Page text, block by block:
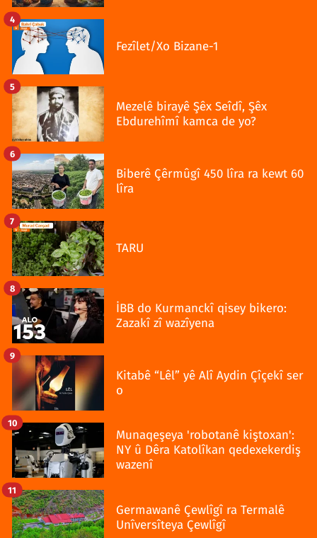
Fezîlet/Xo Bizane-1
4
Mezelê birayê Şêx Seîdî, Şêx
Ebdurehîmî kamca de yo?
5
Biberê Çêrmûgî 450 lîra ra kewt 60
lîra
6
TARU
7
İBB do Kurmanckî qisey bikero:
Zazakî zî wazîyena
8
Kitabê “Lêl” yê Alî Aydin Çîçekî ser
o
9
Munaqeşeya 'robotanê kiştoxan':
NY û Dêra Katolîkan qedexekerdiş
wazenî
10
Germawanê Çewlîgî ra Termalê
Unîversîteya Çewlîgî
11